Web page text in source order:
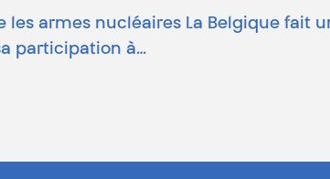
armes nucléaires La Belgique fait
participation à…